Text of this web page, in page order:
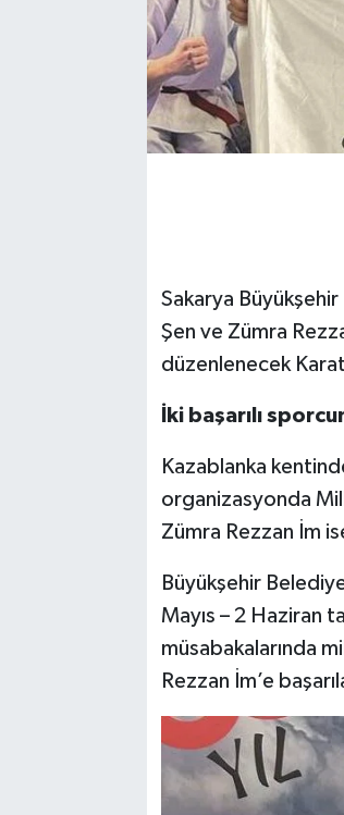
Sakarya
Şen ve Zümra
düzenlenecek
İki başarılı
Kazablanka
organizasyonda
Zümra Rezzan İm
Büyükşehir
Mayıs – 2 Haziran
müsabakalarında
Rezzan İm’e